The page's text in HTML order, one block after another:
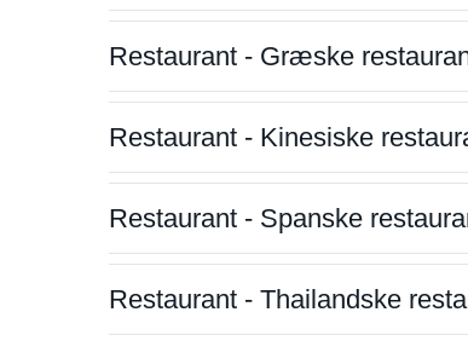
Restaurant - Græske
Restaurant - Kinesiske
Restaurant - Spanske
Restaurant - Thailandske